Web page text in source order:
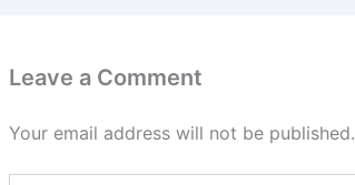
Leave a Comment
Your email address will not be published.